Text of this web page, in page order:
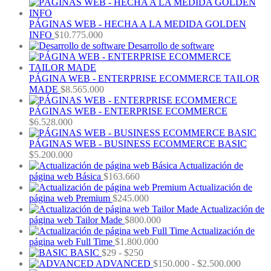
PÁGINAS WEB - HECHA A LA MEDIDA GOLDEN
INFO $10.775.000
Desarrollo de software
PÁGINA WEB - ENTERPRISE ECOMMERCE TAILOR
MADE $8.565.000
PÁGINAS WEB - ENTERPRISE ECOMMERCE
$6.528.000
PÁGINAS WEB - BUSINESS ECOMMERCE BASIC
$5.200.000
Actualización de
página web Básica $163.660
Actualización de
página web Premium $245.000
Actualización de
página web Tailor Made $800.000
Actualización de
página web Full Time $1.800.000
BASIC $29 - $250Rango
de
ADVANCED $150.000 - $2.500.000Rango